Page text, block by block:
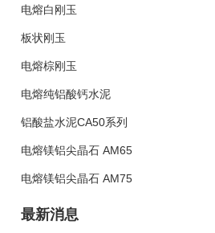
电熔白刚玉
板状刚玉
电熔棕刚玉
电熔纯铝酸钙水泥
铝酸盐水泥CA50系列
电熔镁铝尖晶石 AM65
电熔镁铝尖晶石 AM75
最新消息